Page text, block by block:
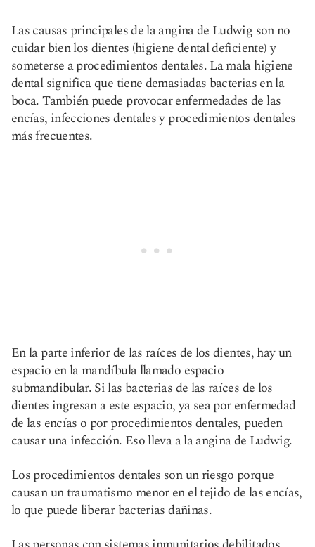
Las causas principales de la angina de Ludwig son no
cuidar bien los dientes (higiene dental deficiente) y
someterse a procedimientos dentales. La mala higiene
dental significa que tiene demasiadas bacterias en la
boca. También puede provocar enfermedades de las
encías, infecciones dentales y procedimientos dentales
más frecuentes.
En la parte inferior de las raíces de los dientes, hay un
espacio en la mandíbula llamado espacio
submandibular. Si las bacterias de las raíces de los
dientes ingresan a este espacio, ya sea por enfermedad
de las encías o por procedimientos dentales, pueden
causar una infección. Eso lleva a la angina de Ludwig.
Los procedimientos dentales son un riesgo porque
causan un traumatismo menor en el tejido de las encías,
lo que puede liberar bacterias dañinas.